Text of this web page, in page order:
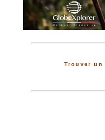
Trouver un